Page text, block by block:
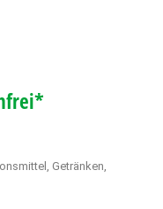
Getränken,